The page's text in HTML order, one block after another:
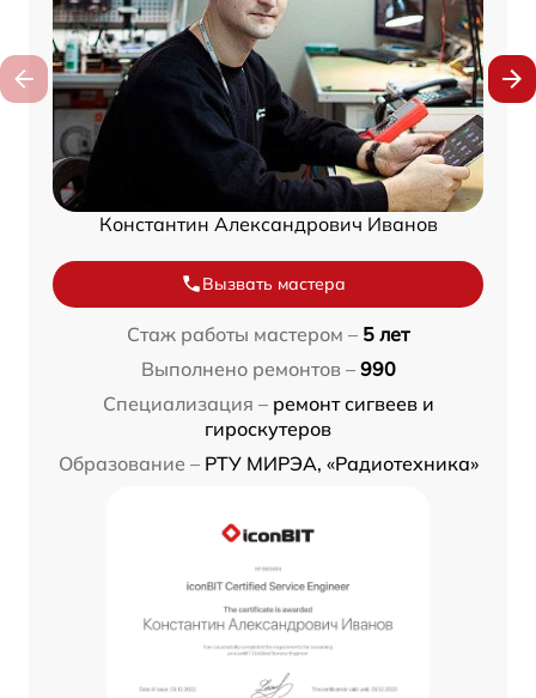
Константин Александрович Иванов
Вызвать мастера
Стаж работы мастером – 5 лет
Выполнено ремонтов – 990
Специализация – ремонт сигвеев и
гироскутеров
Образование – РТУ МИРЭА, «Радиотехника»